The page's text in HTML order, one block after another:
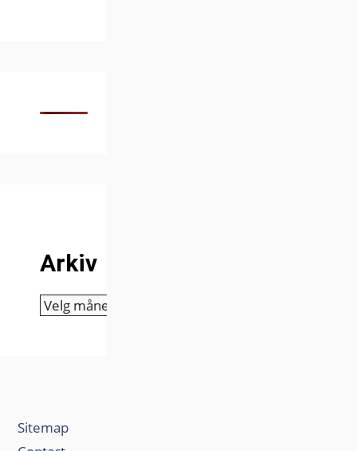
Arkiv
Arkiv
Sitemap